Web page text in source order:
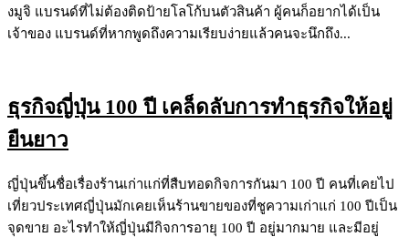
งมูจิ แบรนด์ที่ไม่ต้องติดป้ายโลโก้บนตัวสินค้า ผู้คนก็อยากได้เป็น
เจ้าของ แบรนด์ที่หากพูดถึงความเรียบง่ายแล้วคนจะนึกถึง...
ธุรกิจญี่ปุ่น 100 ปี เคล็ดลับการทำธุรกิจให้อยู่
ยืนยาว
ญี่ปุ่นขึ้นชื่อเรื่องร้านเก่าแก่ที่สืบทอดกิจการกันมา 100 ปี คนที่เคยไป
เที่ยวประเทศญี่ปุ่นมักเคยเห็นร้านขายของที่ชูความเก่าแก่ 100 ปีเป็น
จุดขาย อะไรทำให้ญี่ปุ่นมีกิจการอายุ 100 ปี อยู่มากมาย และมีอยู่